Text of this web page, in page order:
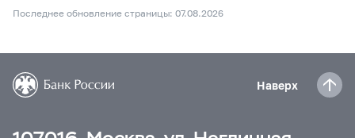
Последнее обновление страницы: 07.08.2026
Наверх